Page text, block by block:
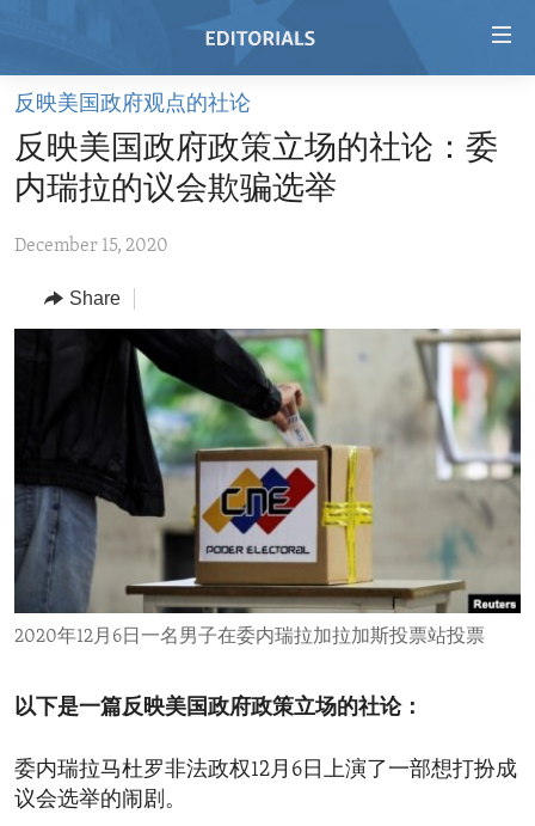
Skip
main
content
to
Navigation
Skip
HOME
VIDEO
REGIONS
AFRICA
AMERICAS
MIDDLE EAST
TOPICS
HUMAN RIGHTS
SECURITY AND DEFENSE
AID AND DEVELOPMENT
DEMOCRACY AND GOVERNANCE
ECONOMY AND TRADE
ENVIRONMENT AND HEALTH
IDEALS AND INSTITUTIONS
反映美国政府观点的社论
反映美国政府政策立场的社论：委
内瑞拉的议会欺骗选举
December 15, 2020
Share
2020年12月6日一名男子在委内瑞拉加拉加斯投票站投票
以下是一篇反映美国政府政策立场的社论：
委内瑞拉马杜罗非法政权12月6日上演了一部想打扮成
议会选举的闹剧。